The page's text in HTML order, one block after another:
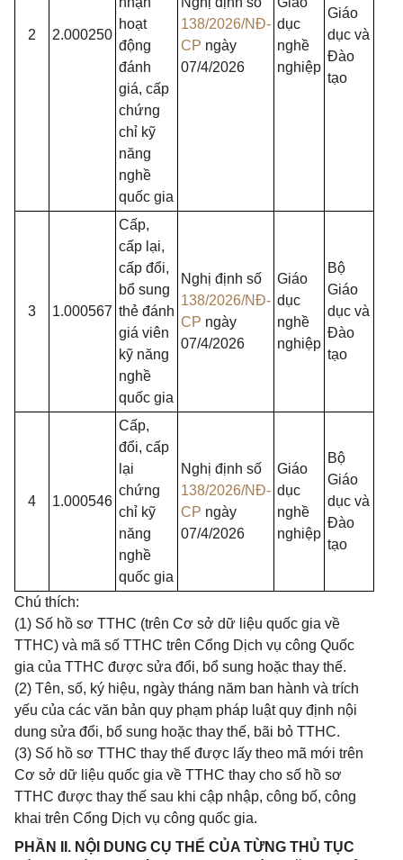
2 2.000250
hoạt
động
đánh
giá, cấp
chứng
chỉ kỹ
năng
nghề
quốc gia
138/2026/NĐ-
CP ngày
07/4/2026
dục
nghề
nghiệp
Giáo
dục và
Đào
tạo
3 1.000567
Cấp,
cấp lại,
cấp đổi,
bổ sung
thẻ đánh
giá viên
kỹ năng
nghề
quốc gia
Nghị định số
138/2026/NĐ-
CP ngày
07/4/2026
Giáo
dục
nghề
nghiệp
Bộ
Giáo
dục và
Đào
tạo
4 1.000546
Cấp,
đổi, cấp
lại
chứng
chỉ kỹ
năng
nghề
quốc gia
Nghị định số
138/2026/NĐ-
CP ngày
07/4/2026
Giáo
dục
nghề
nghiệp
Bộ
Giáo
dục và
Đào
tạo
Chú thích:
(1) Số hồ sơ TTHC (trên Cơ sở dữ liệu quốc gia về
TTHC) và mã số TTHC trên Cổng Dịch vụ công Quốc
gia của TTHC được sửa đổi, bổ sung hoặc thay thế.
(2) Tên, số, ký hiệu, ngày tháng năm ban hành và trích
yếu của các văn bản quy phạm pháp luật quy định nội
dung sửa đổi, bổ sung hoặc thay thế, bãi bỏ TTHC.
(3) Số hồ sơ TTHC thay thế được lấy theo mã mới trên
Cơ sở dữ liệu quốc gia về TTHC thay cho số hồ sơ
TTHC được thay thế sau khi cập nhập, công bố, công
khai trên Cổng Dịch vụ công quốc gia.
PHẦN II. NỘI DUNG CỤ THỂ CỦA TỪNG THỦ TỤC